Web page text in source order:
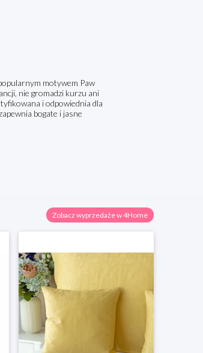
motywem Paw
nie gromadzi kurzu ani
i odpowiednia dla
bogate i jasne
Zobacz wyprzedaże w 4Home